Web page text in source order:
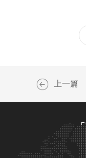
上一篇